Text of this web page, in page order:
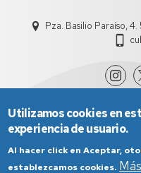
Pza. Basilio Paraíso,
Utilizamos cookies en
experiencia de usuario.
Al hacer click en Aceptar,
establezcamos cookies.